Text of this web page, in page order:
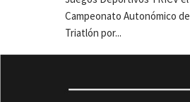
Campeonato Autonómico de
Triatlón por...